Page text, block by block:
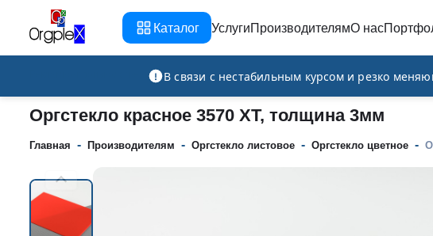
Каталог УслугиПроизводителямО нас
В связи с нестабильным курсом и резко
Рекламно-производственная компания
Оргстекло красное 3570 XT, толщина 3мм
Главная - Производителям - Оргстекло листовое - Оргстекло цветное -